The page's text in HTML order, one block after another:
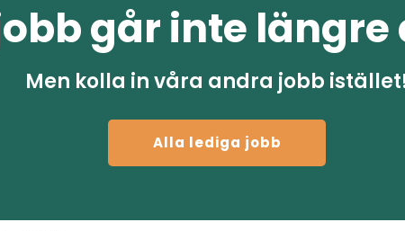
går inte längre
Men kolla in våra andra jobb
Alla lediga jobb